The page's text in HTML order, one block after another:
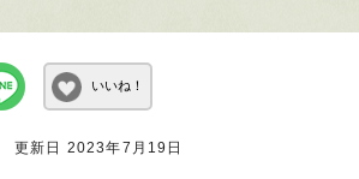
いいね！
更新日 2023年7月19日